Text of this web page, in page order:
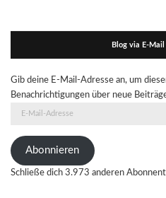
Blog via E-
Gib deine E-Mail-Adresse an, um
Benachrichtigungen über neue
Adresse
Abonnieren
Schließe dich 3.973 anderen